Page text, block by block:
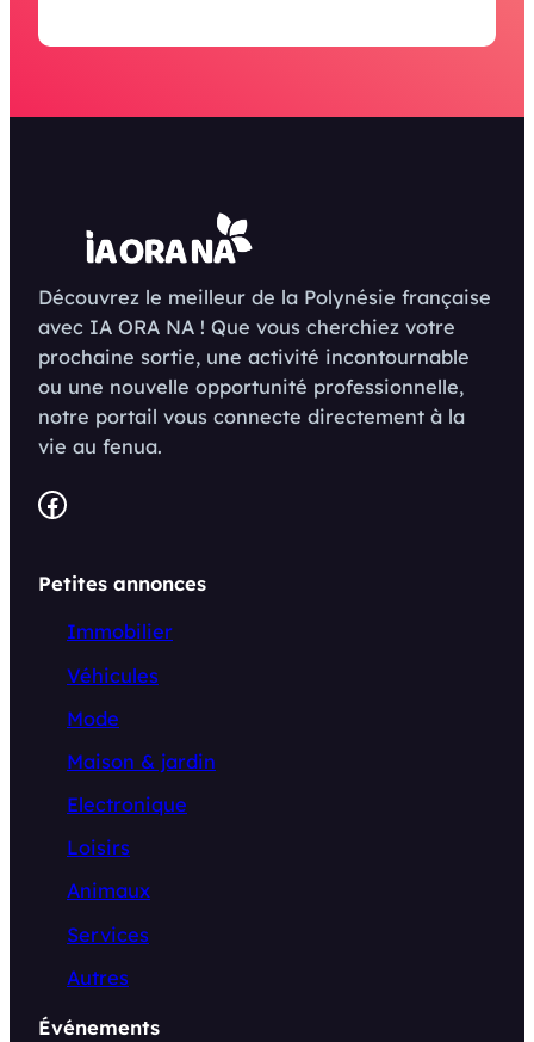
Découvrez le meilleur de la Polynésie française
avec IA ORA NA ! Que vous cherchiez votre
prochaine sortie, une activité incontournable
ou une nouvelle opportunité professionnelle,
notre portail vous connecte directement à la
vie au fenua.
Facebook
Petites annonces
Immobilier
Véhicules
Mode
Maison & jardin
Electronique
Loisirs
Animaux
Services
Autres
Événements